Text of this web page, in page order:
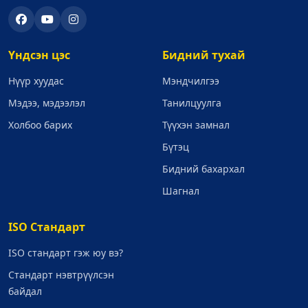
Үндсэн цэс
Нүүр хуудас
Мэдээ, мэдээлэл
Холбоо барих
Бидний тухай
Мэндчилгээ
Танилцуулга
Түүхэн замнал
Бүтэц
Бидний бахархал
Шагнал
ISO Стандарт
ISO стандарт гэж юу вэ?
Стандарт нэвтрүүлсэн
байдал